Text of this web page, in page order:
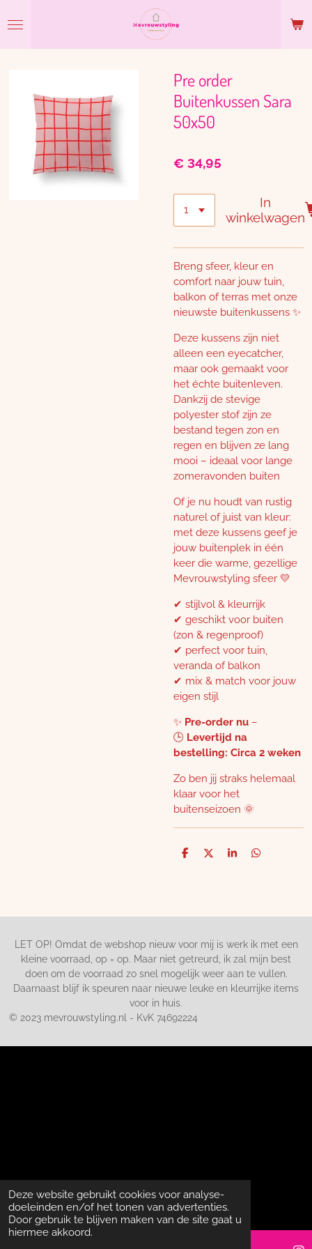
Deze website gebruikt cookies voor analyse-
doeleinden en/of het tonen van advertenties.
Door gebruik te blijven maken van de site gaat u
hiermee akkoord.
direct
Pre order
Buitenkussen Sara
50x50
€ 34,95
In
winkelwagen
Breng sfeer, kleur en
comfort naar jouw tuin,
balkon of terras met onze
nieuwste buitenkussens ✨
Deze kussens zijn niet
alleen een eyecatcher,
maar ook gemaakt voor
het échte buitenleven.
Dankzij de stevige
polyester stof zijn ze
bestand tegen zon en
regen en blijven ze lang
mooi – ideaal voor lange
zomeravonden buiten
Of je nu houdt van rustig
naturel of juist van kleur:
met deze kussens geef je
jouw buitenplek in één
keer die warme, gezellige
Mevrouwstyling sfeer 💛
✔ stijlvol & kleurrijk
✔ geschikt voor buiten
(zon & regenproof)
✔ perfect voor tuin,
veranda of balkon
✔ mix & match voor jouw
eigen stijl
✨ Pre-order nu –
🕒 Levertijd na
bestelling: Circa 2 weken
Zo ben jij straks helemaal
klaar voor het
buitenseizoen 🌞
D
D
S
D
LET OP! Omdat de webshop nieuw voor mij is werk ik met een
kleine voorraad, op = op. Maar niet getreurd, ik zal mijn best
doen om de voorraad zo snel mogelijk weer aan te vullen.
Daarnaast blijf ik speuren naar nieuwe leuke en kleurrijke items
voor in huis.
© 2023 mevrouwstyling.nl - KvK 74692224